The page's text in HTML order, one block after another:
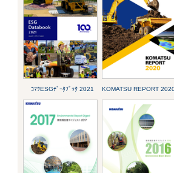
ｺﾏﾂESGﾃﾞｰﾀﾌﾞｯｸ 2021 KOMATSU REPORT